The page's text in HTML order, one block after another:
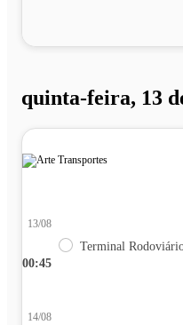
quinta-feira, 13
00:45
13/08
Terminal
14/08